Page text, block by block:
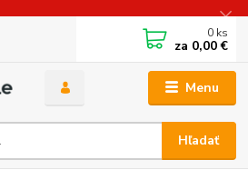
Menu
Hľadať
0 ks
za 0,00 €